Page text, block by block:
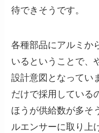
待できそうです。
各種部品にアルミか
いるということで、
設計意図となってい
だけで採用している
ほうが供給数が多そ
ルエンサーに取り上